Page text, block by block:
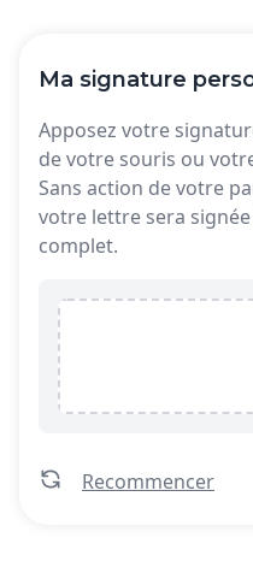
Ma signature
Apposez votre
de votre souris ou
Sans action de votre
votre lettre sera
complet.
Recommencer